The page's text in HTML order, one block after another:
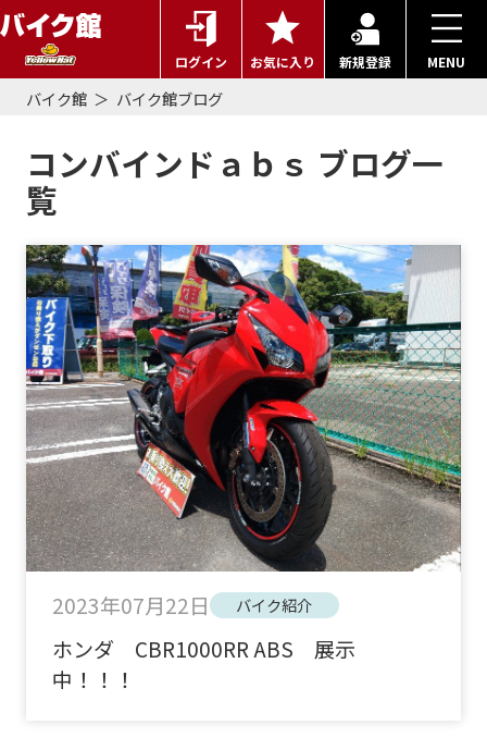
ログイン お気に入り 新規登録 MENU
バイク館 バイク館ブログ
コンバインドａｂｓ ブログ一
覧
2023年07月22日 バイク紹介
ホンダ CBR1000RR ABS 展示
中！！！